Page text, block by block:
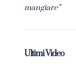
mangiare”
Ultimi Video